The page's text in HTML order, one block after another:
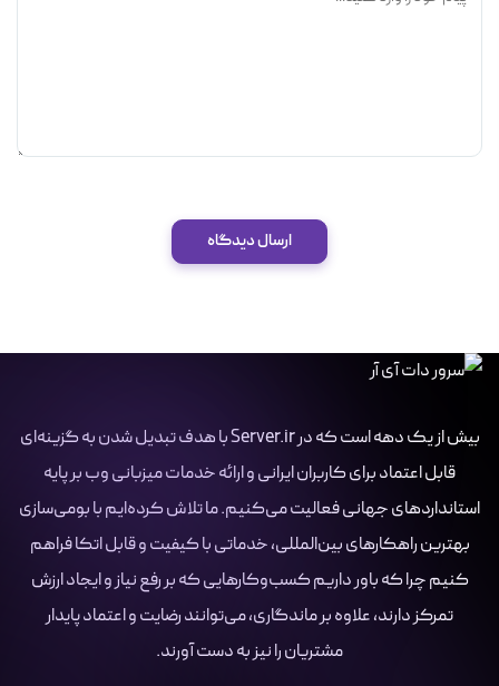
ارسال دیدگاه
بیش از یک دهه است که در Server.ir با هدف تبدیل شدن به گزینه‌ای
قابل اعتماد برای کاربران ایرانی و ارائه خدمات میزبانی وب بر پایه
استانداردهای جهانی فعالیت می‌کنیم. ما تلاش کرده‌ایم با بومی‌سازی
بهترین راهکارهای بین‌المللی، خدماتی با کیفیت و قابل اتکا فراهم
کنیم چرا که باور داریم کسب‌وکارهایی که بر رفع نیاز و ایجاد ارزش
تمرکز دارند، علاوه بر ماندگاری، می‌توانند رضایت و اعتماد پایدار
مشتریان را نیز به دست آورند.